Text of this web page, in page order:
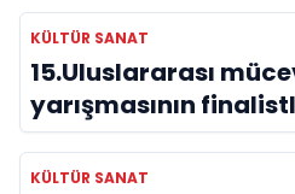
KÜLTÜR SANAT
15.Uluslararası
yarışmasının
KÜLTÜR SANAT